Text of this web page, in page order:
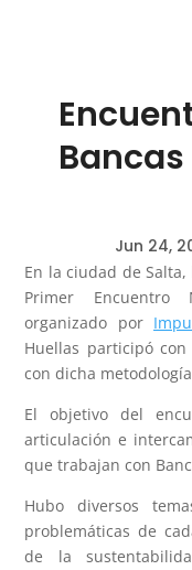
Jun 24,
En la ciudad de
Primer Encuentro
organizado por
Huellas participó
con dicha
El objetivo del
articulación e
que trabajan con
Hubo diversos
problemáticas de
de la